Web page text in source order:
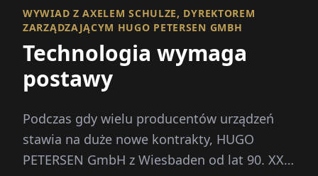
WYWIAD Z AXELEM SCHULZE, DYREKTOREM
ZARZĄDZAJĄCYM HUGO PETERSEN GMBH
Technologia wymaga
postawy
Podczas gdy wielu producentów urządzeń
stawia na duże nowe kontrakty, HUGO
PETERSEN GmbH z Wiesbaden od lat 90. XX